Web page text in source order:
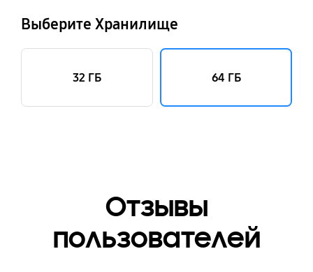
Выберите Хранилище
32 ГБ 64 ГБ
Отзывы
пользователей